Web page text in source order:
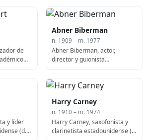
de
Abner Biberman
n. 1909 – m. 1977
Abner Biberman, actor,
director y guionista
y líder
(d.
Harry Carney
n. 1910 – m. 1974
Harry Carney, saxofonista y
clarinetista estadounidense (f.